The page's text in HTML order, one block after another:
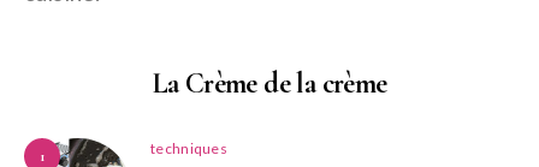
La Crème de la crème
1 techniques